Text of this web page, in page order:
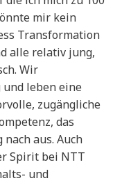
mir kein
Transformation
alle relativ jung,
Wir
leben eine
zugängliche
das
aus. Auch
Spirit bei NTT
und